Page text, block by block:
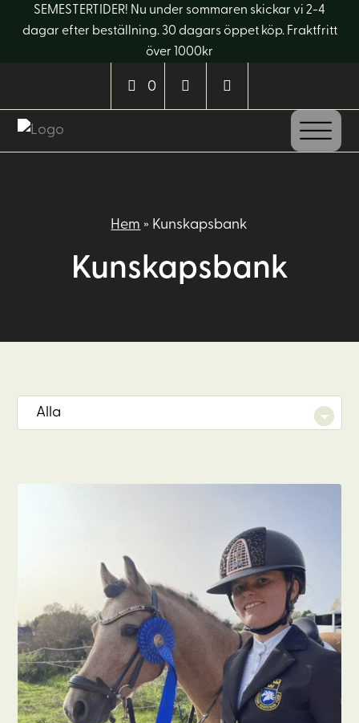
SEMESTERTIDER! Nu under sommaren skickar vi 2-4
dagar efter beställning. 30 dagars öppet köp. Fraktfritt
över 1000kr
0
Hem » Kunskapsbank
Kunskapsbank